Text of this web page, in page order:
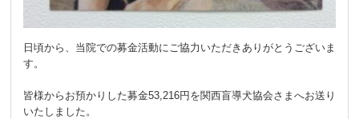
日頃から、当院での募金活動にご協力いただきありがとうございま
す。
皆様からお預かりした募金53,216円を関西盲導犬協会さまへお送り
いたしました。